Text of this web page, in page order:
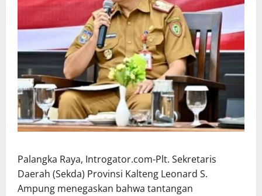
Palangka Raya, Introgator.com-Plt. Sekretaris
Daerah (Sekda) Provinsi Kalteng Leonard S.
Ampung menegaskan bahwa tantangan